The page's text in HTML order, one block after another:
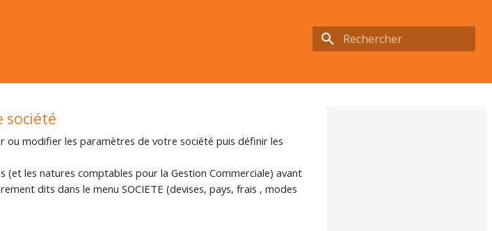
société
ou modifier les paramètres de votre société puis définir les
(et les natures comptables pour la Gestion Commerciale) avant
dits dans le menu SOCIETE (devises, pays, frais , modes